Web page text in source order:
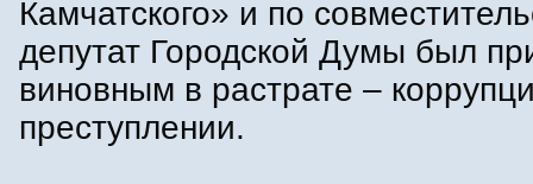
Камчатского» и по
депутат Городской Думы был
виновным в растрате –
преступлении.